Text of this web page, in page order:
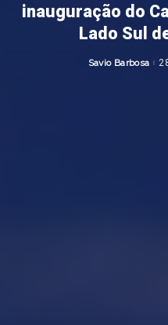
inauguração do
Lado Sul
Posted
Savio Barbosa